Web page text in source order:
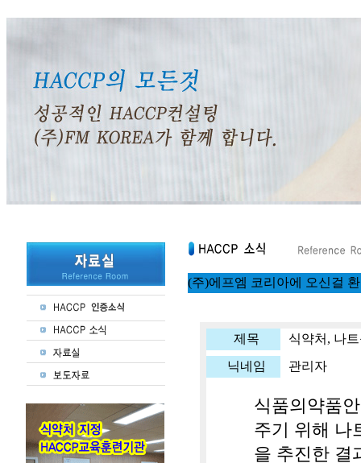
(주)에프엠 코리아에 오신걸
제목
식약처, 나
닉네임
관리자
식품의약품
주기 위해 나
을 추진한 결